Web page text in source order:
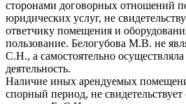
сторонами договорных отношений
юридических услуг, не
ответчику помещения и
пользование. Белогубова М.В. не
С.Н., а самостоятельно
деятельность.
Наличие иных арендуемых
спорный период, не